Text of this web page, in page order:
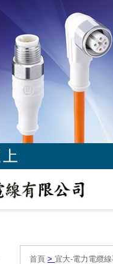
首頁 > 宜大-電力電纜線